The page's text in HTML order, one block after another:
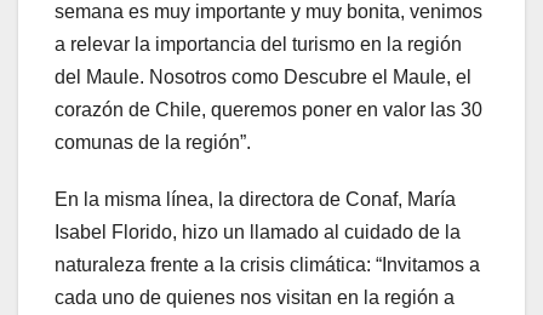
semana es muy importante y muy bonita, venimos
a relevar la importancia del turismo en la región
del Maule. Nosotros como Descubre el Maule, el
corazón de Chile, queremos poner en valor las 30
comunas de la región”.
En la misma línea, la directora de Conaf, María
Isabel Florido, hizo un llamado al cuidado de la
naturaleza frente a la crisis climática: “Invitamos a
cada uno de quienes nos visitan en la región a